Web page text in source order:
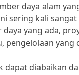
daya alam
sering kali
yang ada,
pengelolaan
diabaikan